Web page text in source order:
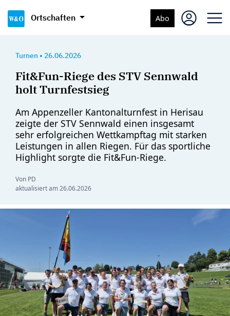
Ortschaften Abo
Turnen • 26.06.2026
Fit&Fun-Riege des STV Sennwald
holt Turnfestsieg
Am Appenzeller Kantonalturnfest in Herisau
zeigte der STV Sennwald einen insgesamt
sehr erfolgreichen Wettkampftag mit starken
Leistungen in allen Riegen. Für das sportliche
Highlight sorgte die Fit&Fun-Riege.
Von PD
aktualisiert am26.06.2026